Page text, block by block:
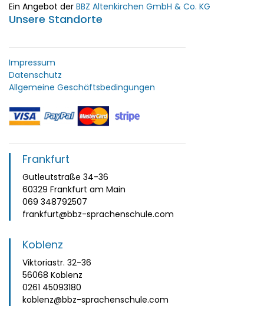
Ein Angebot der BBZ Altenkirchen GmbH & Co. KG
Unsere Standorte
Impressum
Datenschutz
Allgemeine Geschäftsbedingungen
Frankfurt
Gutleutstraße 34-36
60329 Frankfurt am Main
069 348792507
frankfurt@bbz-sprachenschule.com
Koblenz
Viktoriastr. 32-36
56068 Koblenz
0261 45093180
koblenz@bbz-sprachenschule.com